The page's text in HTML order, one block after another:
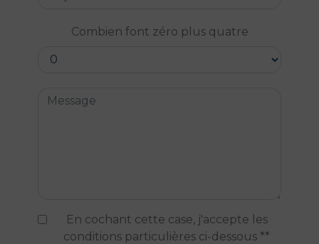
Combien font zéro plus quatre
En cochant cette case, j'accepte les
conditions particulières ci-dessous **